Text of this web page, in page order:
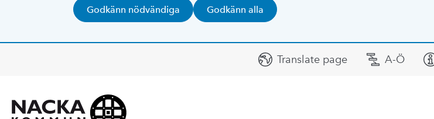
Godkänn nödvändiga Godkänn alla
Translate page A-Ö